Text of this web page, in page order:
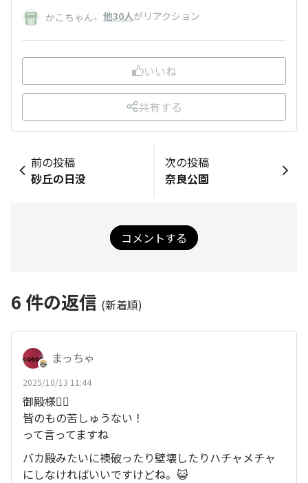
かこちゃん、 他30人がリアクション
いいね
共有する
前の投稿
砂丘の日没
次の投稿
奈良公園
コメントする
6 件の返信 (新着順)
まっちゃ
2025/10/13 11:44
御殿様🙇‍♂️
皆のもの苦しゅうない！
って言ってますね
バカ殿みたいに襖破ったり壁壊したりハチャメチャ
にしなければいいですけどね。😺